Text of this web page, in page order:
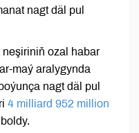
nagt däl pul
neşiriniň ozal habar
maý aralygynda
nagt däl pul
4 milliard 952 million